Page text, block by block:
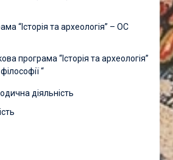
“Історія та археологія” – ОС
програма “Історія та археологія”
“
діяльність